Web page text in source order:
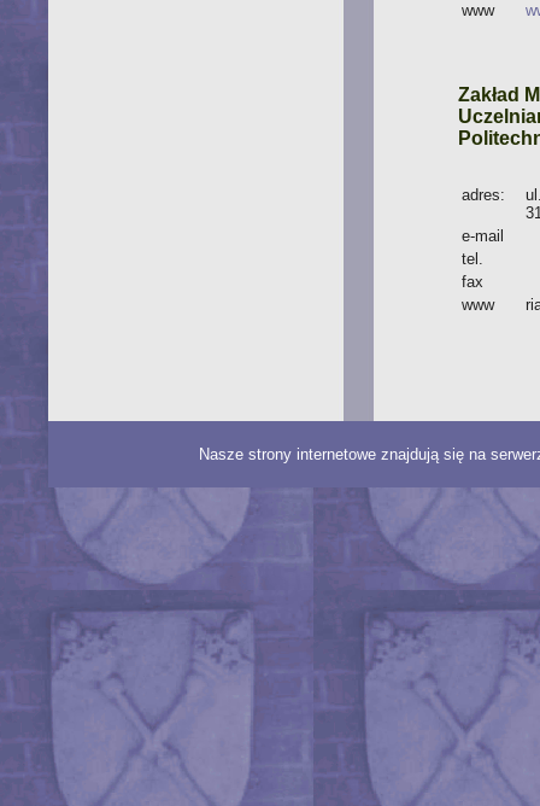
www
Zakład
adres:
e-mail
tel.
fax
www
Nasze strony internetowe znajdują się na